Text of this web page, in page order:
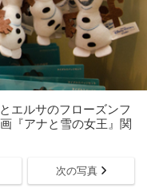
エルサのフローズンフ
『アナと雪の女王』関
次の写真